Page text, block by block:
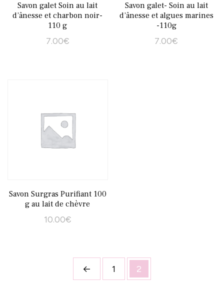
Savon galet Soin au lait
d’ânesse et charbon noir-
110 g
7.00€
Savon galet- Soin au lait
d’ânesse et algues marines
-110g
7.00€
Savon Surgras Purifiant 100
g au lait de chèvre
10.00€
← 1 2